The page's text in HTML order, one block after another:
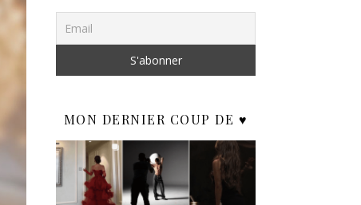
MON DERNIER COUP DE ♥️